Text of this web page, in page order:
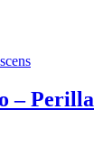
– Perilla